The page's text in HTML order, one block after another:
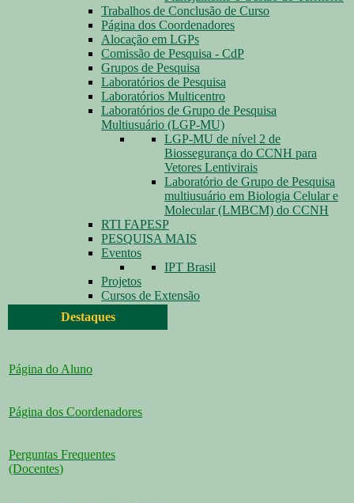
Trabalhos de Conclusão de Curso
Página dos Coordenadores
Alocação em LGPs
Comissão de Pesquisa - CdP
Grupos de Pesquisa
Laboratórios de Pesquisa
Laboratórios Multicentro
Laboratórios de Grupo de Pesquisa
Multiusuário (LGP-MU)
LGP-MU de nível 2 de
Biossegurança do CCNH para
Vetores Lentivirais
Laboratório de Grupo de Pesquisa
multiusuário em Biologia Celular e
Molecular (LMBCM) do CCNH
RTI FAPESP
PESQUISA MAIS
Eventos
IPT Brasil
Projetos
Cursos de Extensão
Destaques
Página do Aluno
Página dos Coordenadores
Perguntas Frequentes
(Docentes)